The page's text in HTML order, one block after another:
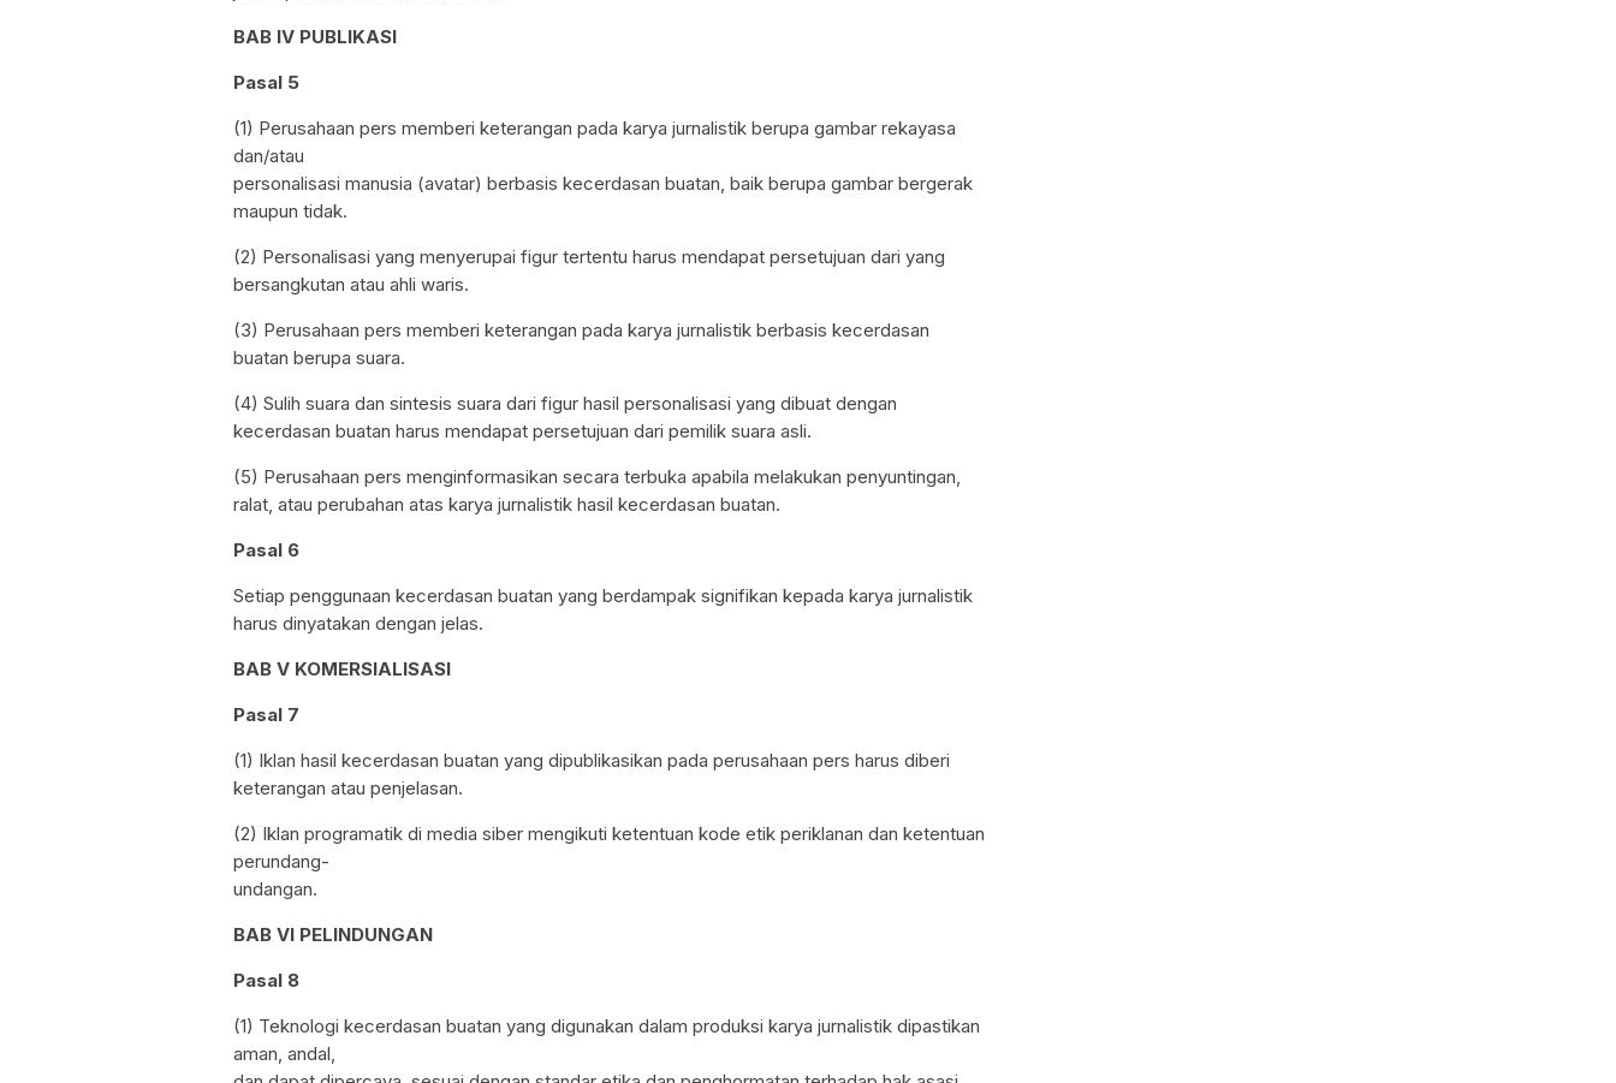
BAB IV PUBLIKASI
Pasal 5
(1) Perusahaan pers memberi keterangan pada karya jurnalistik berupa gambar rekayasa
dan/atau
personalisasi manusia (avatar) berbasis kecerdasan buatan, baik berupa gambar bergerak
maupun tidak.
(2) Personalisasi yang menyerupai figur tertentu harus mendapat persetujuan dari yang
bersangkutan atau ahli waris.
(3) Perusahaan pers memberi keterangan pada karya jurnalistik berbasis kecerdasan
buatan berupa suara.
(4) Sulih suara dan sintesis suara dari figur hasil personalisasi yang dibuat dengan
kecerdasan buatan harus mendapat persetujuan dari pemilik suara asli.
(5) Perusahaan pers menginformasikan secara terbuka apabila melakukan penyuntingan,
ralat, atau perubahan atas karya jurnalistik hasil kecerdasan buatan.
Pasal 6
Setiap penggunaan kecerdasan buatan yang berdampak signifikan kepada karya jurnalistik
harus dinyatakan dengan jelas.
BAB V KOMERSIALISASI
Pasal 7
(1) Iklan hasil kecerdasan buatan yang dipublikasikan pada perusahaan pers harus diberi
keterangan atau penjelasan.
(2) Iklan programatik di media siber mengikuti ketentuan kode etik periklanan dan ketentuan
perundang-
undangan.
BAB VI PELINDUNGAN
Pasal 8
(1) Teknologi kecerdasan buatan yang digunakan dalam produksi karya jurnalistik dipastikan
aman, andal,